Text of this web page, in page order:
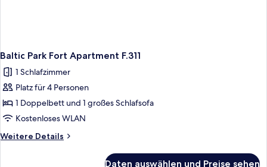
Baltic Park Fort Apartment F.311
1 Schlafzimmer
Platz für 4 Personen
1 Doppelbett und 1 großes Schlafsofa
Kostenloses WLAN
Weitere Details
Weitere
Daten auswählen und Preise sehen